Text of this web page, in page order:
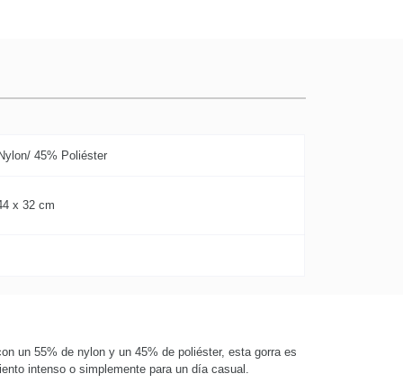
45% Poliéster
x 32 cm
un 55% de nylon y un 45% de poliéster, esta gorra es
intenso o simplemente para un día casual.